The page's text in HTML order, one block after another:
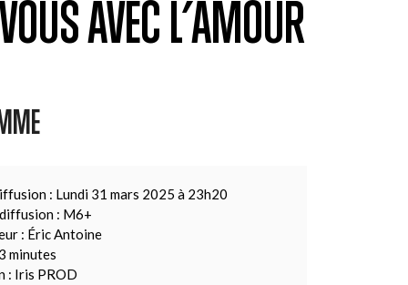
AVEC L’AMOUR
: Lundi 31 mars 2025 à 23h20
: M6+
: Éric Antoine
minutes
: Iris PROD